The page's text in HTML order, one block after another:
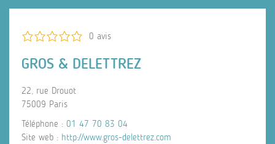
0 avis
GROS & DELETTREZ
22, rue Drouot
75009 Paris
Téléphone : 01 47 70 83 04
Site web : http://www.gros-delettrez.com